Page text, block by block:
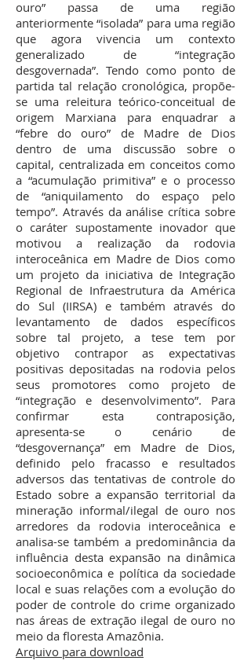
ouro” passa de uma região
anteriormente “isolada” para uma região
que agora vivencia um contexto
generalizado de “integração
desgovernada”. Tendo como ponto de
partida tal relação cronológica, propõe-
se uma releitura teórico-conceitual de
origem Marxiana para enquadrar a
“febre do ouro” de Madre de Dios
dentro de uma discussão sobre o
capital, centralizada em conceitos como
a “acumulação primitiva” e o processo
de “aniquilamento do espaço pelo
tempo”. Através da análise crítica sobre
o caráter supostamente inovador que
motivou a realização da rodovia
interoceânica em Madre de Dios como
um projeto da iniciativa de Integração
Regional de Infraestrutura da América
do Sul (IIRSA) e também através do
levantamento de dados específicos
sobre tal projeto, a tese tem por
objetivo contrapor as expectativas
positivas depositadas na rodovia pelos
seus promotores como projeto de
“integração e desenvolvimento”. Para
confirmar esta contraposição,
apresenta-se o cenário de
“desgovernança” em Madre de Dios,
definido pelo fracasso e resultados
adversos das tentativas de controle do
Estado sobre a expansão territorial da
mineração informal/ilegal de ouro nos
arredores da rodovia interoceânica e
analisa-se também a predominância da
influência desta expansão na dinâmica
socioeconômica e política da sociedade
local e suas relações com a evolução do
poder de controle do crime organizado
nas áreas de extração ilegal de ouro no
meio da floresta Amazônia.
Arquivo para download​